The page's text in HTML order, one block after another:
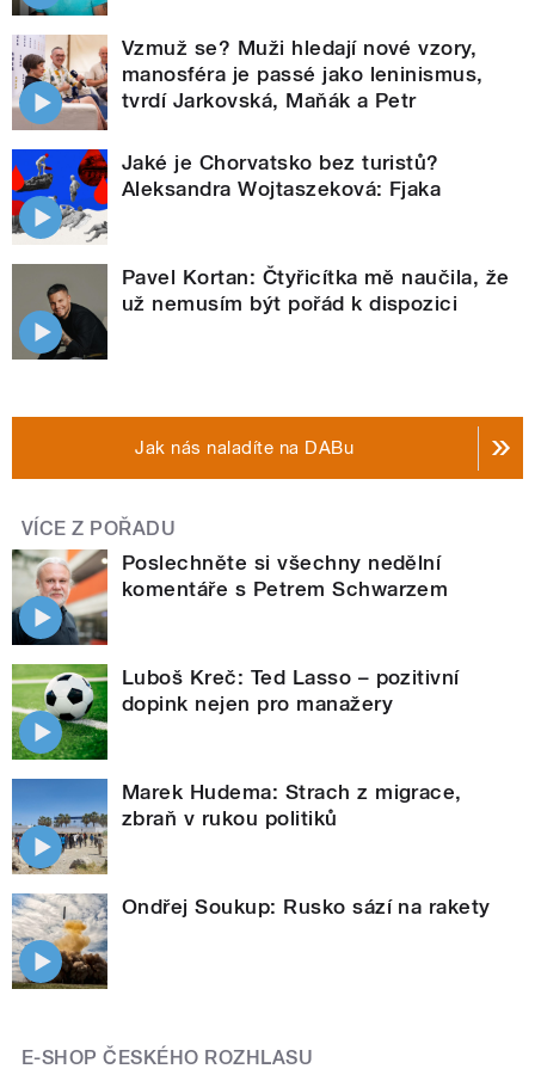
Vzmuž se? Muži hledají nové vzory,
manosféra je passé jako leninismus,
tvrdí Jarkovská, Maňák a Petr
Jaké je Chorvatsko bez turistů?
Aleksandra Wojtaszeková: Fjaka
Pavel Kortan: Čtyřicítka mě naučila, že
už nemusím být pořád k dispozici
Jak nás naladíte na DABu
VÍCE Z POŘADU
Poslechněte si všechny nedělní
komentáře s Petrem Schwarzem
Luboš Kreč: Ted Lasso – pozitivní
dopink nejen pro manažery
Marek Hudema: Strach z migrace,
zbraň v rukou politiků
Ondřej Soukup: Rusko sází na rakety
E-SHOP ČESKÉHO ROZHLASU